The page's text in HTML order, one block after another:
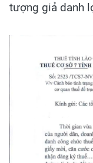
tượng giả danh